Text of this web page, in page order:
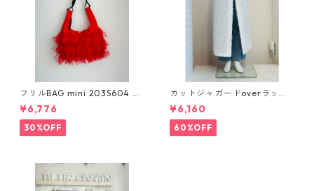
フリルBAG mini 203S604 42
b
¥6,776
30%OFF
カットジャガードoverラップs
kirt 516629
¥6,160
60%OFF